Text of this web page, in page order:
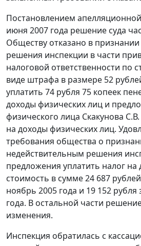
Постановлением
июня 2007 года решение суда
Обществу отказано в
решения инспекции в части
налоговой ответственности по
виде штрафа в размере 52
уплатить 74 рубля 75 копеек
доходы физических лиц и
физического лица Скакунова
на доходы физических лиц.
требования общества о
недействительным решения
предложения уплатить налог
стоимость в сумме 24 687
ноябрь 2005 года и 19 152 рубля
года. В остальной части
изменения.
Инспекция обратилась с